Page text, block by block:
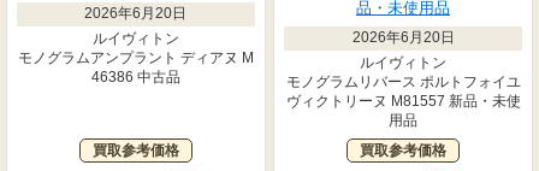
2026年6月20日
ルイヴィトン
モノグラムアンプラント ディアヌ M
46386 中古品
買取参考価格
2026年6月20日
ルイヴィトン
モノグラムリバース ポルトフォイユ
ヴィクトリーヌ M81557 新品・未使
用品
買取参考価格